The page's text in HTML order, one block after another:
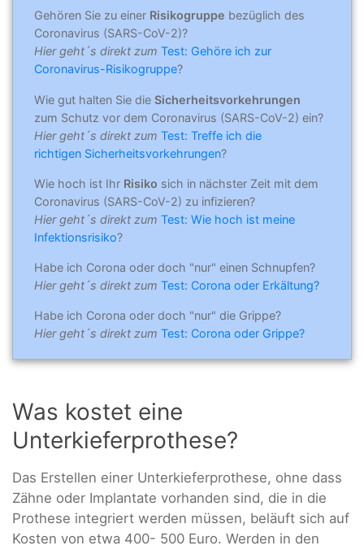
Gehören Sie zu einer Risikogruppe bezüglich des
Coronavirus (SARS-CoV-2)?
Hier geht´s direkt zum Test: Gehöre ich zur
Coronavirus-Risikogruppe?
Wie gut halten Sie die Sicherheitsvorkehrungen
zum Schutz vor dem Coronavirus (SARS-CoV-2) ein?
Hier geht´s direkt zum Test: Treffe ich die
richtigen Sicherheitsvorkehrungen?
Wie hoch ist Ihr Risiko sich in nächster Zeit mit dem
Coronavirus (SARS-CoV-2) zu infizieren?
Hier geht´s direkt zum Test: Wie hoch ist meine
Infektionsrisiko?
Habe ich Corona oder doch "nur" einen Schnupfen?
Hier geht´s direkt zum Test: Corona oder Erkältung?
Habe ich Corona oder doch "nur" die Grippe?
Hier geht´s direkt zum Test: Corona oder Grippe?
Was kostet eine
Unterkieferprothese?
Das Erstellen einer Unterkieferprothese, ohne dass
Zähne oder Implantate vorhanden sind, die in die
Prothese integriert werden müssen, beläuft sich auf
Kosten von etwa 400- 500 Euro. Werden in den